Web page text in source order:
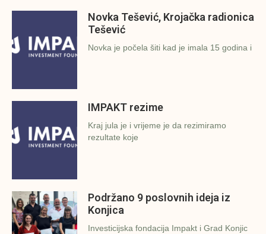
Novka Tešević, Krojačka radionica
Tešević
Novka je počela šiti kad je imala 15 godina i
IMPAKT rezime
Kraj jula je i vrijeme je da rezimiramo
rezultate koje
Podržano 9 poslovnih ideja iz
Konjica
Investicijska fondacija Impakt i Grad Konjic